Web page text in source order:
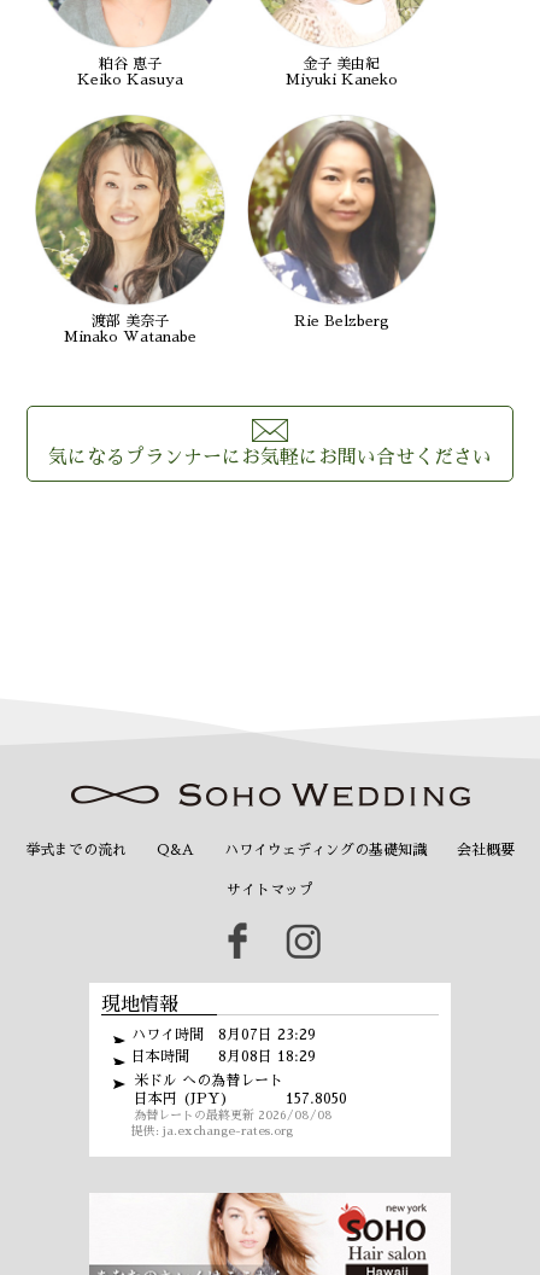
粕谷 恵子
Keiko Kasuya
金子 美由紀
Miyuki Kaneko
渡部 美奈子
Minako Watanabe
Rie Belzberg
気になるプランナーに お気軽にお問い合せください
挙式までの流れ Q&A ハワイウェディングの基礎知識 会社概要
サイトマップ
現地情報
ハワイ時間 8月07日 23:29
日本時間 8月08日 18:29
米ドル への為替レート
日本円 (JPY)
157.8050
為替レートの最終更新 2026/08/08
提供: ja.exchange-rates.org